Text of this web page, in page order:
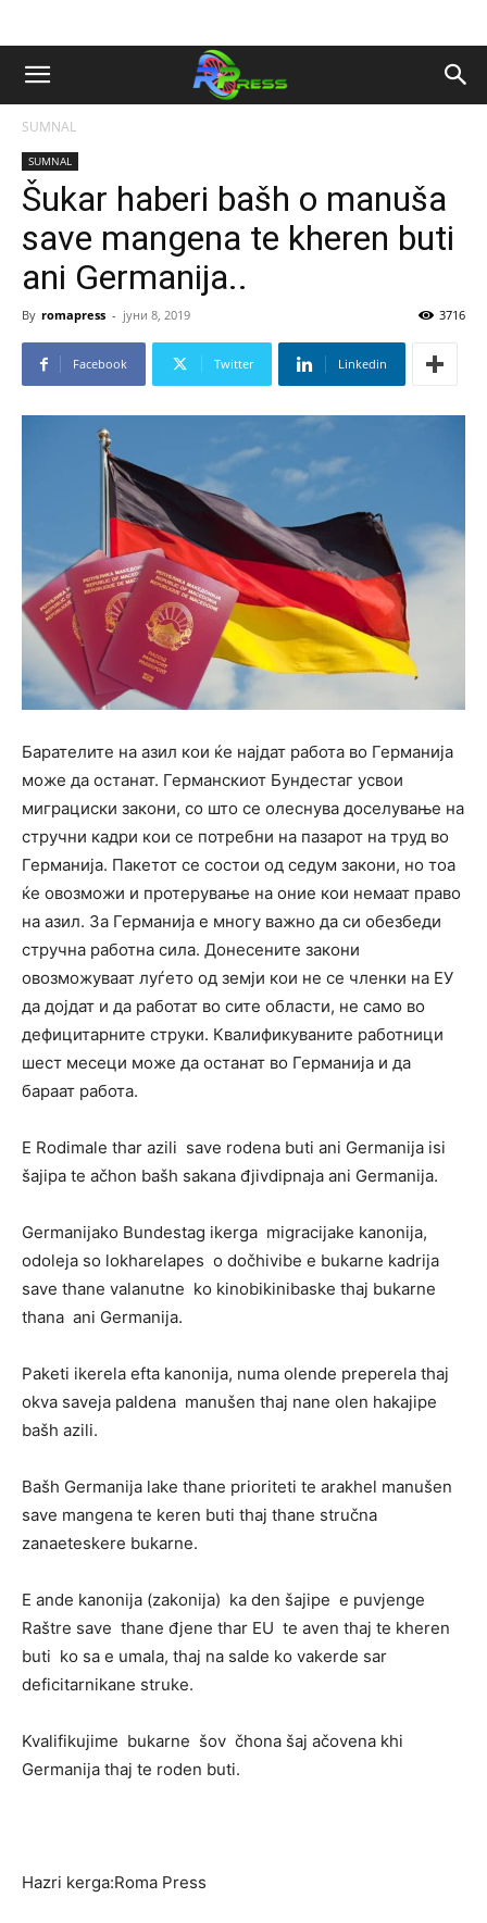
SUMNAL
SUMNAL
Šukar haberi bašh o manuša
save mangena te kheren buti
ani Germanija..
By romapress - јуни 8, 2019 3716
Facebook Twitter Linkedin
Барателите на азил кои ќе најдат работа во Германија
може да останат. Германскиот Бундестаг усвои
миграциски закони, со што се олеснува доселување на
стручни кадри кои се потребни на пазарот на труд во
Германија. Пакетот се состои од седум закони, но тоа
ќе овозможи и протерување на оние кои немаат право
на азил. За Германија е многу важно да си обезбеди
стручна работна сила. Донесените закони
овозможуваат луѓето од земји кои не се членки на ЕУ
да дојдат и да работат во сите области, не само во
дефицитарните струки. Квалификуваните работници
шест месеци може да останат во Германија и да
бараат работа.
E Rodimale thar azili save rodena buti ani Germanija isi
šajipa te ačhon bašh sakana đjivdipnaja ani Germanija.
Germanijako Bundestag ikerga migracijake kanonija,
odoleja so lokharelapes o dočhivibe e bukarne kadrija
save thane valanutne ko kinobikinibaske thaj bukarne
thana ani Germanija.
Paketi ikerela efta kanonija, numa olende preperela thaj
okva saveja paldena manušen thaj nane olen hakajipe
bašh azili.
Bašh Germanija lake thane prioriteti te arakhel manušen
save mangena te keren buti thaj thane stručna
zanaeteskere bukarne.
E ande kanonija (zakonija) ka den šajipe e puvjenge
Raštre save thane đjene thar EU te aven thaj te kheren
buti ko sa e umala, thaj na salde ko vakerde sar
deficitarnikane struke.
Kvalifikujime bukarne šov čhona šaj ačovena khi
Germanija thaj te roden buti.
Hazri kerga:Roma Press